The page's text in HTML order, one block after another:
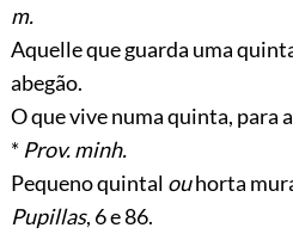
m.
Aquelle que guarda uma
abegão.
O que vive numa quinta, para
* Prov. minh.
Pequeno quintal ouhorta
Pupillas, 6 e 86.